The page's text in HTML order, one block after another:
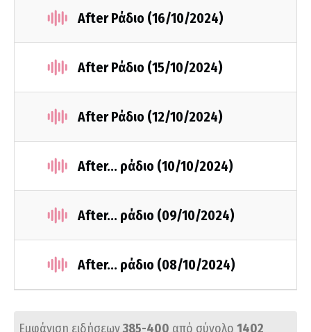
After Ράδιο (16/10/2024)
After Ράδιο (15/10/2024)
After Ράδιο (12/10/2024)
After... ράδιο (10/10/2024)
After... ράδιο (09/10/2024)
After... ράδιο (08/10/2024)
Εμφάνιση ειδήσεων385-400 από σύνολο 1402